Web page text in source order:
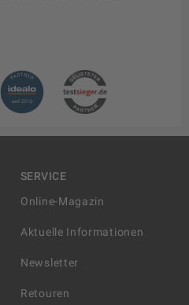
SERVICE
Online-Magazin
Aktuelle Informationen
Newsletter
Retouren